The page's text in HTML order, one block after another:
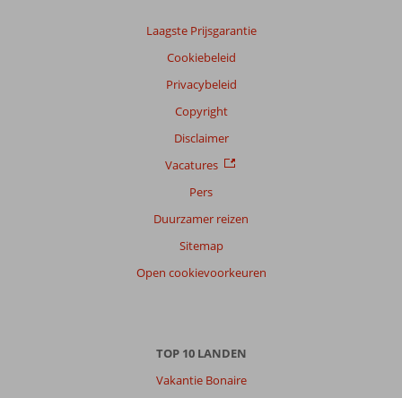
Laagste Prijsgarantie
Cookiebeleid
Privacybeleid
Copyright
Disclaimer
Vacatures
Pers
Duurzamer reizen
Sitemap
Open cookievoorkeuren
TOP 10 LANDEN
Vakantie Bonaire